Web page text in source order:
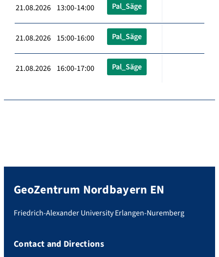
21.08.2026 13:00-14:00 Pal_Säge
21.08.2026 15:00-16:00 Pal_Säge
21.08.2026 16:00-17:00 Pal_Säge
GeoZentrum Nordbayern EN
Friedrich-Alexander University Erlangen-Nuremberg
Contact and Directions